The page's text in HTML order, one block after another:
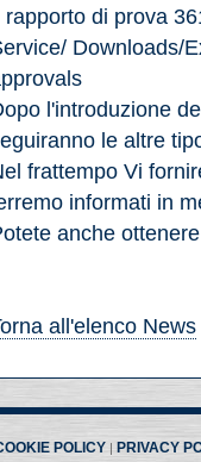
rapporto di prova
Downloads/
l'introduzione
le altre
frattempo Vi
informati in
anche
all'elenco News
POLICY PRIVACY